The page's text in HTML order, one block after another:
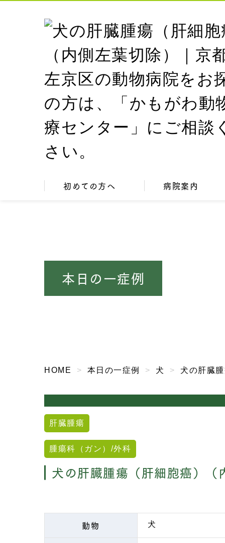
初めての方へ 病院案内
本日の一症例
HOME 本日の一症例 犬 犬の肝臓
肝臓腫瘍
腫瘍科（ガン）/外科
犬の肝臓腫瘍（肝細胞癌）（
動物 犬